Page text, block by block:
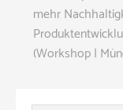
mehr
(Workshop |